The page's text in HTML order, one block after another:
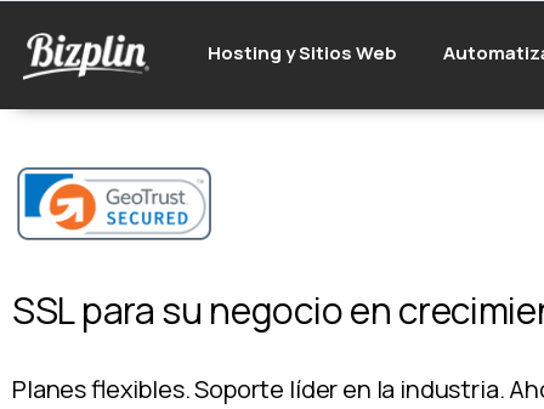
Hosting y Sitios Web
SSL para su negocio en
Planes flexibles. Soporte líder en la industria.